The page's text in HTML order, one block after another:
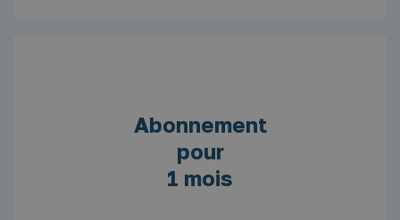
Abonnement
pour
1 mois